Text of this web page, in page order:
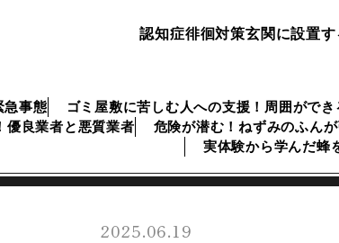
認知症徘徊対策玄関に設置
急事態 ゴミ屋敷に苦しむ人への支援！周囲がで
優良業者と悪質業者
危険が潜む！ねずみのふん
実体験から学んだ蜂
2025.06.19